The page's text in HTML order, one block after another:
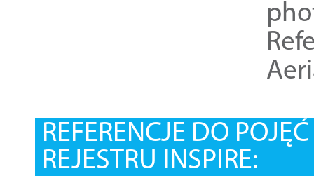
REFERENCJE DO
REJESTRU INSPIRE: